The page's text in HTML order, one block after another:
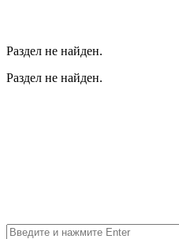
Раздел не найден.
Раздел не найден.